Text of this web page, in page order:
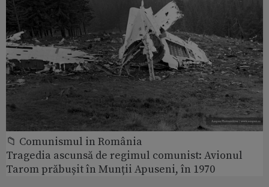
📁 Comunismul in România
Tragedia ascunsă de regimul comunist: Avionul
Tarom prăbușit în Munții Apuseni, în 1970